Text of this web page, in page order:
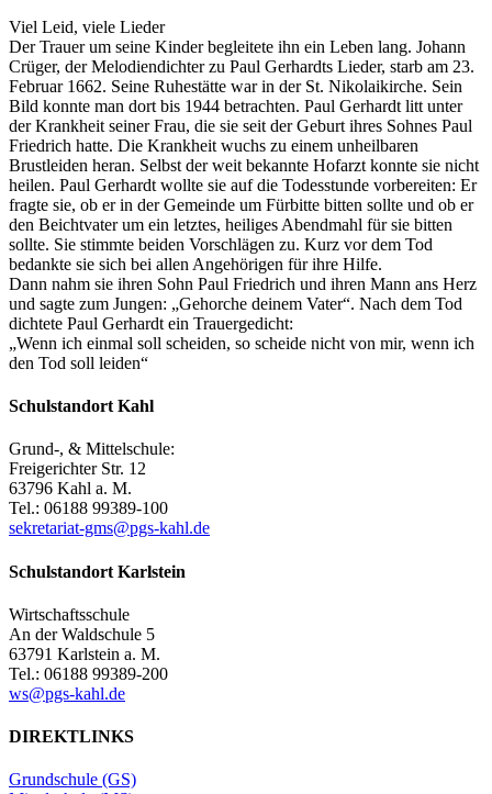
Viel Leid, viele Lieder
Der Trauer um seine Kinder begleitete ihn ein Leben lang. Johann
Crüger, der Melodiendichter zu Paul Gerhardts Lieder, starb am 23.
Februar 1662. Seine Ruhestätte war in der St. Nikolaikirche. Sein
Bild konnte man dort bis 1944 betrachten. Paul Gerhardt litt unter
der Krankheit seiner Frau, die sie seit der Geburt ihres Sohnes Paul
Friedrich hatte. Die Krankheit wuchs zu einem unheilbaren
Brustleiden heran. Selbst der weit bekannte Hofarzt konnte sie nicht
heilen. Paul Gerhardt wollte sie auf die Todesstunde vorbereiten: Er
fragte sie, ob er in der Gemeinde um Fürbitte bitten sollte und ob er
den Beichtvater um ein letztes, heiliges Abendmahl für sie bitten
sollte. Sie stimmte beiden Vorschlägen zu. Kurz vor dem Tod
bedankte sie sich bei allen Angehörigen für ihre Hilfe.
Dann nahm sie ihren Sohn Paul Friedrich und ihren Mann ans Herz
und sagte zum Jungen: „Gehorche deinem Vater“. Nach dem Tod
dichtete Paul Gerhardt ein Trauergedicht:
„Wenn ich einmal soll scheiden, so scheide nicht von mir, wenn ich
den Tod soll leiden“
Schulstandort Kahl
Grund-, & Mittelschule:
Freigerichter Str. 12
63796 Kahl a. M.
Tel.: 06188 99389-100
sekretariat-gms@pgs-kahl.de
Schulstandort Karlstein
Wirtschaftsschule
An der Waldschule 5
63791 Karlstein a. M.
Tel.: 06188 99389-200
ws@pgs-kahl.de
DIREKTLINKS
Grundschule (GS)